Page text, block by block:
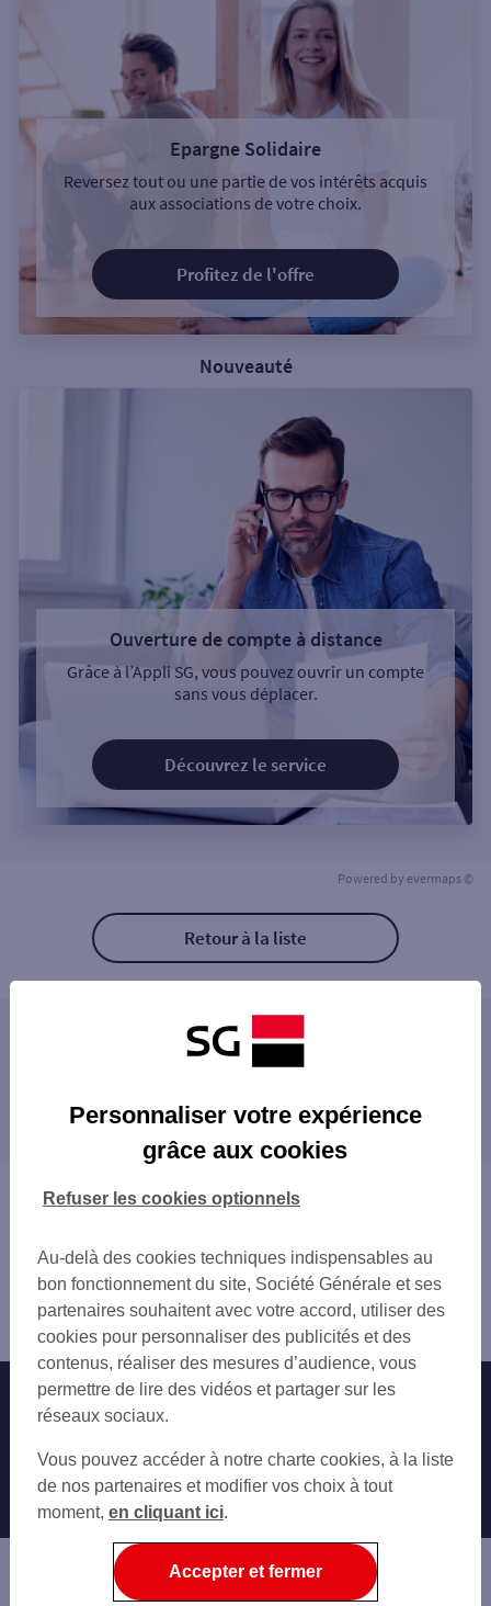
Epargne Solidaire
Reversez tout ou une partie de vos intérêts acquis
aux associations de votre choix.
Profitez de l'offre
Nouveauté
Ouverture de compte à distance
Grâce à l’Appli SG, vous pouvez ouvrir un compte
sans vous déplacer.
Découvrez le service
Powered by evermaps ©
Retour à la liste
Les distributeurs/automates à proximité
MAREIL MARLY
ST GERMAIN-LAYE B AIR
ST GERMAIN EN LAYE 64 RUE DE POISSY
SAINT GERMAIN EN LAYE
MARLY GRANDES TERRES
MARLY LE ROI 8 RUE CARNOT
CHAMBOURCY
VESINET RD POINT PECQ
CARREFOUR CHAMBOURCY
LE VESINET PRINCESSE
LE VESINET CENTRE
LOUVECIENNES GARE
NOISY-LE-ROI
LE VESINET CHARMETTES
proximité
LE VÉSINET
CROISSY-SUR-SEINE
MONTESSON
CHATOU
LA CELLE-SAINT-CLOUD
CARRIÈRES-SOUS-POISSY
VILLEPREUX
RUEIL-MALMAISON
CARRIÈRES-SUR-SEINE
ACHÈRES
MAISONS-LAFFITTE
FONTENAY-LE-FLEURY
LE CHESNAY
NANTERRE
Vous êtes ici : Accueil
Saint Germain en Laye
Distributeur/automate KIOSQUE FORAIN MOBILE 3
Nos engagements Nous contacter
Autres sites SG
Professionnels
Entreprises
Associations
Banque privée
Personnaliser votre expérience
grâce aux cookies
Au-delà des cookies techniques indispensables au
bon fonctionnement du site, Société Générale et ses
partenaires souhaitent avec votre accord, utiliser des
cookies pour personnaliser des publicités et des
contenus, réaliser des mesures d’audience, vous
permettre de lire des vidéos et partager sur les
réseaux sociaux.
Vous pouvez accéder à notre charte cookies, à la liste
de nos partenaires et modifier vos choix à tout
moment, en cliquant ici.
Refuser les cookies optionnels
Accepter et fermer